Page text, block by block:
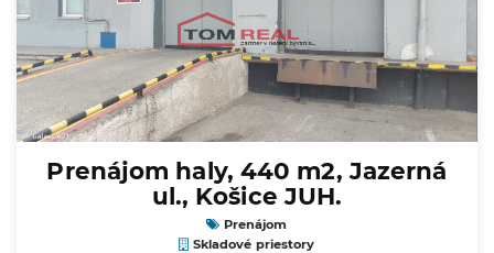
Prenájom haly, 440 m2, Jazerná
ul., Košice JUH.
Prenájom
Skladové priestory